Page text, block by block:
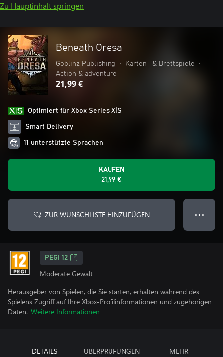
Zu Hauptinhalt springen
Beneath Oresa
Goblinz Publishing • Karten- & Brettspiele
•
Action & adventure
21,99 €
Optimiert für Xbox Series X|S
Smart Delivery
11 unterstützte Sprachen
KAUFEN
21,99 €
ZUR WUNSCHLISTE HINZUFÜGEN ● ● ●
PEGI 12
Moderate Gewalt
Herausgeber von Spielen, die Sie starten, erhalten während des
Spielens Zugriff auf Ihre Xbox-Profilinformationen und zugehörigen
Daten. Weitere Informationen
DETAILS ÜBERPRÜFUNGEN MEHR